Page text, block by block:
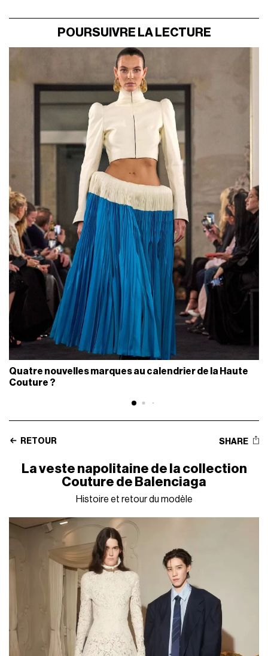
POURSUIVRE LA LECTURE
Quatre nouvelles marques au calendrier de la Haute
Couture ?
RETOUR SHARE
La veste napolitaine de la collection
Couture de Balenciaga
Histoire et retour du modèle